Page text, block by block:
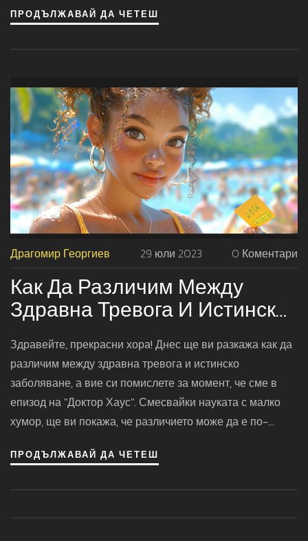
съня, непрекъснат стрес или дори леки болки в гърдите.
ПРОДЪЛЖАВАЙ ДА ЧЕТЕШ
Драгомир Георгиев 29 юли 2023 0 Коментари
Как Да Различим Между
Здравна Тревога И Истинско
Заболяване
Здравейте, прекрасни хора! Днес ще ви разкажа как да
различим между здравна тревога и истинско
заболяване, а вие си помислете за момент, че сме в
епизод на "Доктор Хаус". Смесвайки науката с малко
хумор, ще ви покажа, че различието може да е по-
всички сме само хора, които се опитват да оцелеят в
разбира се, не сте лекар, тогава вие сте на правилното
ПРОДЪЛЖАВАЙ ДА ЧЕТЕШ